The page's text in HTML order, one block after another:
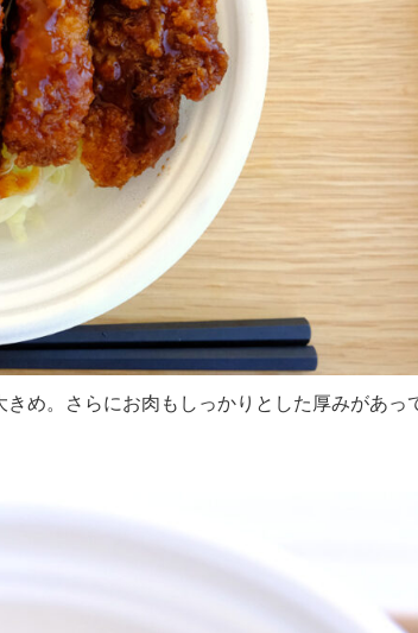
め。さらにお肉もしっかりとした厚みがあっ